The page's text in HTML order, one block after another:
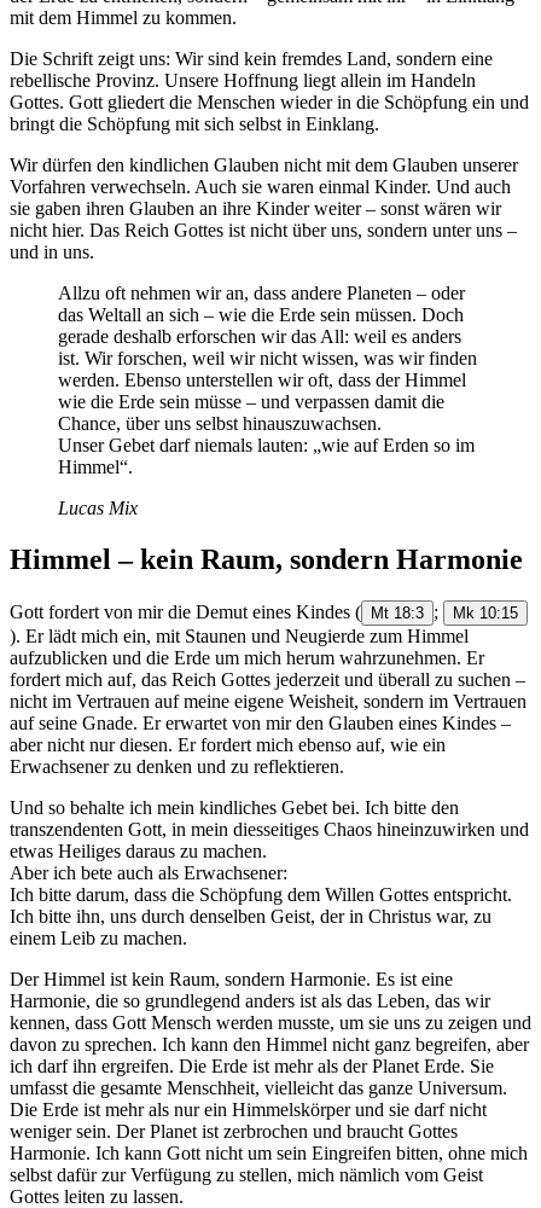
mit dem Himmel zu kommen.
Die Schrift zeigt uns: Wir sind kein fremdes Land, sondern eine
rebellische Provinz. Unsere Hoffnung liegt allein im Handeln
Gottes. Gott gliedert die Menschen wieder in die Schöpfung ein und
bringt die Schöpfung mit sich selbst in Einklang.
Wir dürfen den kindlichen Glauben nicht mit dem Glauben unserer
Vorfahren verwechseln. Auch sie waren einmal Kinder. Und auch
sie gaben ihren Glauben an ihre Kinder weiter – sonst wären wir
nicht hier. Das Reich Gottes ist nicht über uns, sondern unter uns –
und in uns.
Allzu oft nehmen wir an, dass andere Planeten – oder
das Weltall an sich – wie die Erde sein müssen. Doch
gerade deshalb erforschen wir das All: weil es anders
ist. Wir forschen, weil wir nicht wissen, was wir finden
werden. Ebenso unterstellen wir oft, dass der Himmel
wie die Erde sein müsse – und verpassen damit die
Chance, über uns selbst hinauszuwachsen.
Unser Gebet darf niemals lauten: „wie auf Erden so im
Himmel“.
Lucas Mix
Himmel – kein Raum, sondern Harmonie
Gott fordert von mir die Demut eines Kindes ( Mt 18:3 ; Mk 10:15
). Er lädt mich ein, mit Staunen und Neugierde zum Himmel
aufzublicken und die Erde um mich herum wahrzunehmen. Er
fordert mich auf, das Reich Gottes jederzeit und überall zu suchen –
nicht im Vertrauen auf meine eigene Weisheit, sondern im Vertrauen
auf seine Gnade. Er erwartet von mir den Glauben eines Kindes –
aber nicht nur diesen. Er fordert mich ebenso auf, wie ein
Erwachsener zu denken und zu reflektieren.
Und so behalte ich mein kindliches Gebet bei. Ich bitte den
transzendenten Gott, in mein diesseitiges Chaos hineinzuwirken und
etwas Heiliges daraus zu machen.
Aber ich bete auch als Erwachsener:
Ich bitte darum, dass die Schöpfung dem Willen Gottes entspricht.
Ich bitte ihn, uns durch denselben Geist, der in Christus war, zu
einem Leib zu machen.
Der Himmel ist kein Raum, sondern Harmonie. Es ist eine
Harmonie, die so grundlegend anders ist als das Leben, das wir
kennen, dass Gott Mensch werden musste, um sie uns zu zeigen und
davon zu sprechen. Ich kann den Himmel nicht ganz begreifen, aber
ich darf ihn ergreifen. Die Erde ist mehr als der Planet Erde. Sie
umfasst die gesamte Menschheit, vielleicht das ganze Universum.
Die Erde ist mehr als nur ein Himmelskörper und sie darf nicht
weniger sein. Der Planet ist zerbrochen und braucht Gottes
Harmonie. Ich kann Gott nicht um sein Eingreifen bitten, ohne mich
selbst dafür zur Verfügung zu stellen, mich nämlich vom Geist
Gottes leiten zu lassen.